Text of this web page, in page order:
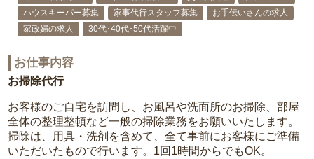
ハウスキーパー募集
家事代行スタッフ募集
お手伝いさんの求人
家政婦の求人
30代･40代･50代活躍中
お仕事内容
お掃除代行
お客様のご自宅を訪問し、お風呂や洗面所のお掃除、部屋
全体の整理整頓など一般の掃除業務をお願いいたします。
掃除は、用具・洗剤を含めて、全て事前にお客様にご準備
いただいたもので行います。1回1時間からでもOK。